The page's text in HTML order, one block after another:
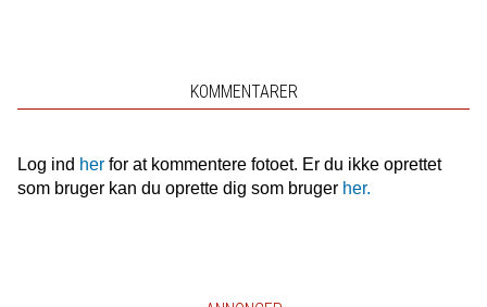
KOMMENTARER
Log ind herfor at kommentere fotoet. Er du ikke oprettet
som bruger kan du oprette dig som bruger her.